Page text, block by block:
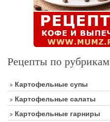
Рецепты по рубрикам
Картофельные супы
Картофельные салаты
Картофельные гарниры